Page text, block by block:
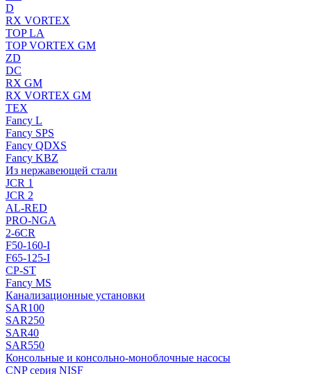
D
RX VORTEX
TOP LA
TOP VORTEX GM
ZD
DC
RX GM
RX VORTEX GM
TEX
Fancy L
Fancy SPS
Fancy QDXS
Fancy KBZ
Из нержавеющей стали
JCR 1
JCR 2
AL-RED
PRO-NGA
2-6CR
F50-160-I
F65-125-I
CP-ST
Fancy MS
Канализационные установки
SAR100
SAR250
SAR40
SAR550
Консольные и консольно-моноблочные насосы
CNP серия NISF